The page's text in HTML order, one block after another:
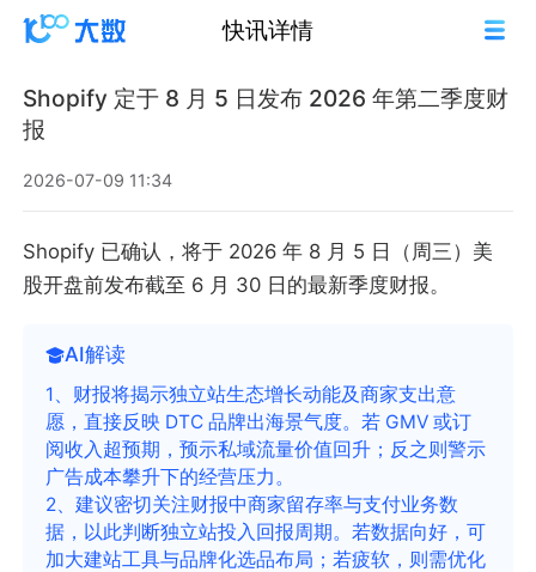
快讯详情
Shopify 定于 8 月 5 日发布 2026 年第二季度财
报
2026-07-09 11:34
Shopify 已确认，将于 2026 年 8 月 5 日（周三）美
股开盘前发布截至 6 月 30 日的最新季度财报。
AI解读
1、财报将揭示独立站生态增长动能及商家支出意
愿，直接反映 DTC 品牌出海景气度。若 GMV 或订
阅收入超预期，预示私域流量价值回升；反之则警示
广告成本攀升下的经营压力。
2、建议密切关注财报中商家留存率与支付业务数
据，以此判断独立站投入回报周期。若数据向好，可
加大建站工具与品牌化选品布局；若疲软，则需优化